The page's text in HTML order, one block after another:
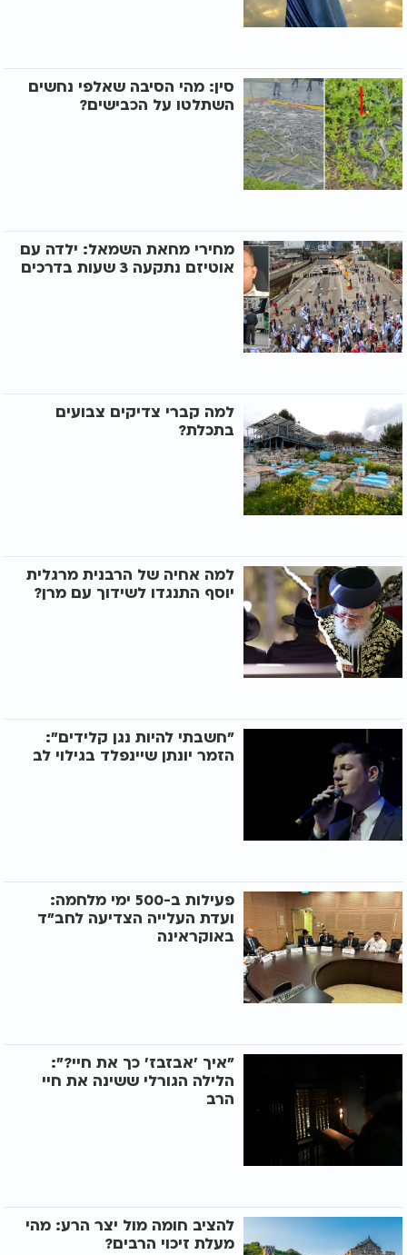
סין: מהי הסיבה שאלפי נחשים
השתלטו על הכבישים?
מחירי מחאת השמאל: ילדה עם
אוטיזם נתקעה 3 שעות בדרכים
למה קברי צדיקים צבועים
בתכלת?
למה אחיה של הרבנית מרגלית
יוסף התנגדו לשידוך עם מרן?
"חשבתי להיות נגן קלידים":
הזמר יונתן שיינפלד בגילוי לב
פעילות ב-500 ימי מלחמה:
ועדת העלייה הצדיעה לחב"ד
באוקראינה
"איך 'אבזבז' כך את חיי?":
הלילה הגורלי ששינה את חיי
הרב
להציב חומה מול יצר הרע: מהי
מעלת זיכוי הרבים?